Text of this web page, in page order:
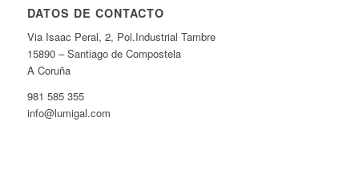
DATOS DE CONTACTO
Via Isaac Peral, 2, Pol.Industrial Tambre
15890 – Santiago de Compostela
A Coruña
981 585 355
info@lumigal.com